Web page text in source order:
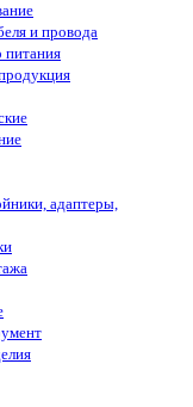
и провода
питания
адаптеры,